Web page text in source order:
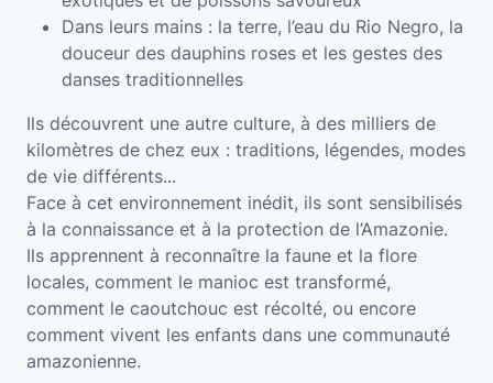
Dans leurs mains : la terre, l’eau du Rio Negro, la
douceur des dauphins roses et les gestes des
danses traditionnelles
Ils découvrent une autre culture, à des milliers de
kilomètres de chez eux : traditions, légendes, modes
de vie différents...
Face à cet environnement inédit, ils sont sensibilisés
à la connaissance et à la protection de l’Amazonie.
Ils apprennent à reconnaître la faune et la flore
locales, comment le manioc est transformé,
comment le caoutchouc est récolté, ou encore
comment vivent les enfants dans une communauté
amazonienne.